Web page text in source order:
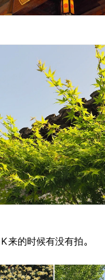
K来的时候有没有拍。